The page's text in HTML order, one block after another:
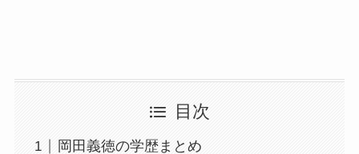
目次
岡田義徳の学歴まとめ